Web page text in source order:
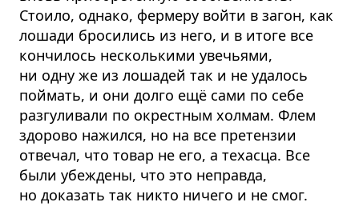
Стоило, однако, фермеру войти в загон, как
лошади бросились из него, и в итоге все
кончилось несколькими увечьями,
ни одну же из лошадей так и не удалось
поймать, и они долго ещё сами по себе
разгуливали по окрестным холмам. Флем
здорово нажился, но на все претензии
отвечал, что товар не его, а техасца. Все
были убеждены, что это неправда,
но доказать так никто ничего и не смог.